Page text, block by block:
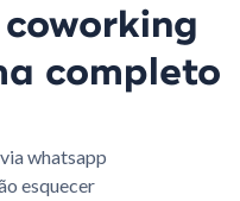
completo
whatsapp
esquecer